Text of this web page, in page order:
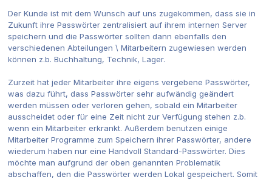
Der Kunde ist mit dem Wunsch auf uns zugekommen, dass sie in
Zukunft ihre Passwörter zentralisiert auf ihrem internen Server
speichern und die Passwörter sollten dann ebenfalls den
verschiedenen Abteilungen \ Mitarbeitern zugewiesen werden
können z.b. Buchhaltung, Technik, Lager.
Zurzeit hat jeder Mitarbeiter ihre eigens vergebene Passwörter,
was dazu führt, dass Passwörter sehr aufwändig geändert
werden müssen oder verloren gehen, sobald ein Mitarbeiter
ausscheidet oder für eine Zeit nicht zur Verfügung stehen z.b.
wenn ein Mitarbeiter erkrankt. Außerdem benutzen einige
Mitarbeiter Programme zum Speichern ihrer Passwörter, andere
wiederum haben nur eine Handvoll Standard-Passwörter. Dies
möchte man aufgrund der oben genannten Problematik
abschaffen, den die Passwörter werden Lokal gespeichert. Somit